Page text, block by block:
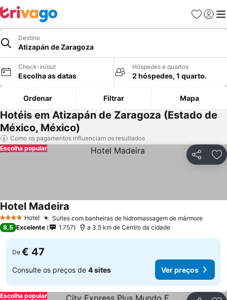
Favoritos
Iniciar
Destino
Atizapán de Zaragoza
Check-in/out
Escolha as datas
Hóspedes e quartos
2 hóspedes, 1 quarto.
Ordenar Filtrar Mapa
Hotéis em Atizapán de Zaragoza (Estado de
México, México)
Como os pagamentos influenciam os resultados
Partilhar
Escolha popular
4 EstrelasHotel Suítes com banheiras de hidromassagem de mármore
Hotel Madeira
8,5 Excelente 1.757 a 3.5 km de Centro da cidade
De € 47
Consulte os preços de 4 sites Ver preços
Escolha popular